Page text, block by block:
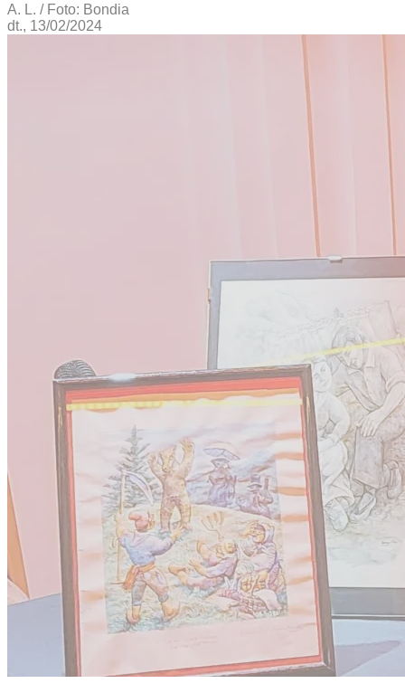
A. L. / Foto: Bondia
dt., 13/02/2024